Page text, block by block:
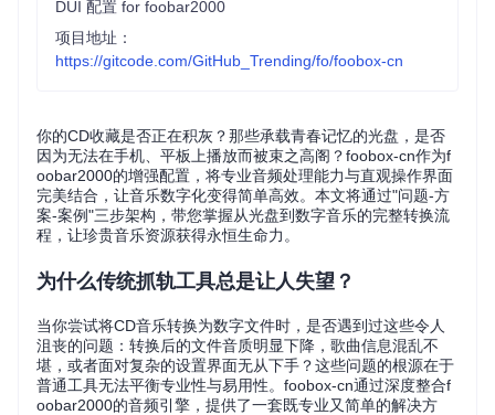
DUI 配置 for foobar2000
项目地址：
https://gitcode.com/GitHub_Trending/fo/foobox-cn
你的CD收藏是否正在积灰？那些承载青春记忆的光盘，是否
因为无法在手机、平板上播放而被束之高阁？foobox-cn作为f
oobar2000的增强配置，将专业音频处理能力与直观操作界面
完美结合，让音乐数字化变得简单高效。本文将通过"问题-方
案-案例"三步架构，带您掌握从光盘到数字音乐的完整转换流
程，让珍贵音乐资源获得永恒生命力。
为什么传统抓轨工具总是让人失望？
当你尝试将CD音乐转换为数字文件时，是否遇到过这些令人
沮丧的问题：转换后的文件音质明显下降，歌曲信息混乱不
堪，或者面对复杂的设置界面无从下手？这些问题的根源在于
普通工具无法平衡专业性与易用性。foobox-cn通过深度整合f
oobar2000的音频引擎，提供了一套既专业又简单的解决方